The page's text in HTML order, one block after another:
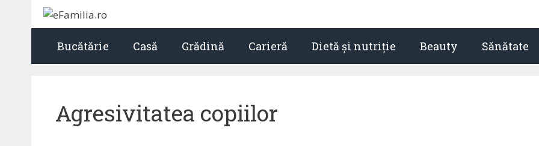
Bucătărie Casă Grădină Carieră Dietă și nutriție Beauty Sănătate
Agresivitatea copiilor